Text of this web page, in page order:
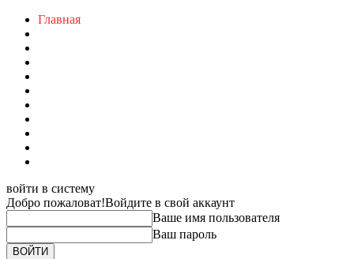
Главная
войти в систему
Добро пожаловат!Войдите в свой аккаунт
Ваше имя пользователя
Ваш пароль